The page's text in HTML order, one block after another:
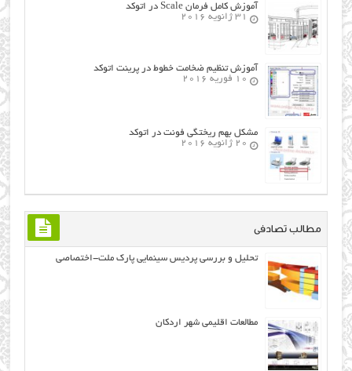
آموزش کامل فرمان Scale در اتوکد
31 ژانویه 2016
آموزش تنظیم ضخامت خطوط در پرینت اتوکد
10 فوریه 2016
مشکل بهم ریختگی فونت در اتوکد
20 ژانویه 2016
مطالب تصادفی
تحلیل و بررسی پردیس سینمایی پارک ملت-اختصاصی
مطالعات اقلیمی شهر اردکان